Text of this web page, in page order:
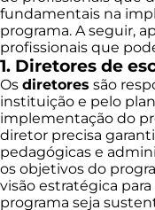
fundamentais na
programa. A seguir,
profissionais que
1. Diretores de
Os diretores são
instituição e pelo
implementação do
diretor precisa
pedagógicas e
os objetivos do
visão estratégica
programa seja